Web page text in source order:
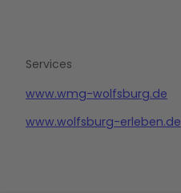
Services
www.wmg-wolfsburg.de
www.wolfsburg-erleben.de